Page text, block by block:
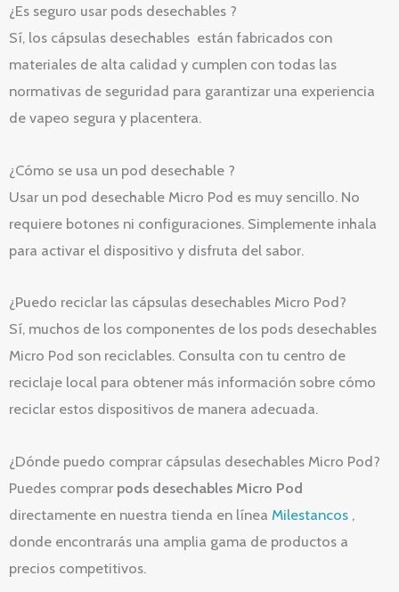
¿Es seguro usar pods desechables ?
Sí, los cápsulas desechables están fabricados con
materiales de alta calidad y cumplen con todas las
normativas de seguridad para garantizar una experiencia
de vapeo segura y placentera.
¿Cómo se usa un pod desechable ?
Usar un pod desechable Micro Pod es muy sencillo. No
requiere botones ni configuraciones. Simplemente inhala
para activar el dispositivo y disfruta del sabor.
¿Puedo reciclar las cápsulas desechables Micro Pod?
Sí, muchos de los componentes de los pods desechables
Micro Pod son reciclables. Consulta con tu centro de
reciclaje local para obtener más información sobre cómo
reciclar estos dispositivos de manera adecuada.
¿Dónde puedo comprar cápsulas desechables Micro Pod?
Puedes comprar pods desechables Micro Pod
directamente en nuestra tienda en línea Milestancos ,
donde encontrarás una amplia gama de productos a
precios competitivos.